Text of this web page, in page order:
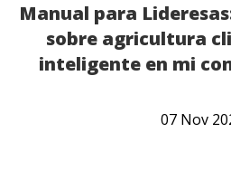
Manual para
sobre agricultura
inteligente en mi
07 Nov